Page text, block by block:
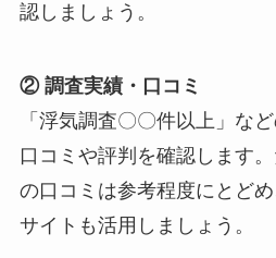
認しましょう。
② 調査実績・口コミ
「浮気調査〇〇件以上」な
口コミや評判を確認します
の口コミは参考程度にとど
サイトも活用しましょう。